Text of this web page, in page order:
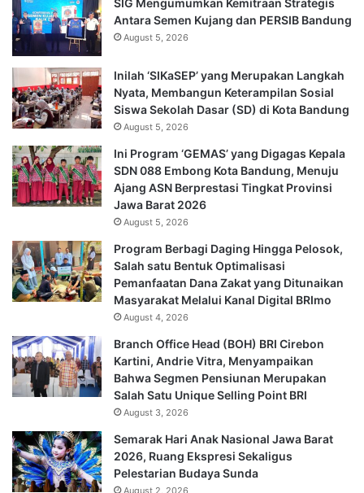
SIG Mengumumkan Kemitraan Strategis
Antara Semen Kujang dan PERSIB Bandung
August 5, 2026
Inilah ‘SIKaSEP’ yang Merupakan Langkah
Nyata, Membangun Keterampilan Sosial
Siswa Sekolah Dasar (SD) di Kota Bandung
August 5, 2026
Ini Program ‘GEMAS’ yang Digagas Kepala
SDN 088 Embong Kota Bandung, Menuju
Ajang ASN Berprestasi Tingkat Provinsi
Jawa Barat 2026
August 5, 2026
Program Berbagi Daging Hingga Pelosok,
Salah satu Bentuk Optimalisasi
Pemanfaatan Dana Zakat yang Ditunaikan
Masyarakat Melalui Kanal Digital BRImo
August 4, 2026
Branch Office Head (BOH) BRI Cirebon
Kartini, Andrie Vitra, Menyampaikan
Bahwa Segmen Pensiunan Merupakan
Salah Satu Unique Selling Point BRI
August 3, 2026
Semarak Hari Anak Nasional Jawa Barat
2026, Ruang Ekspresi Sekaligus
Pelestarian Budaya Sunda